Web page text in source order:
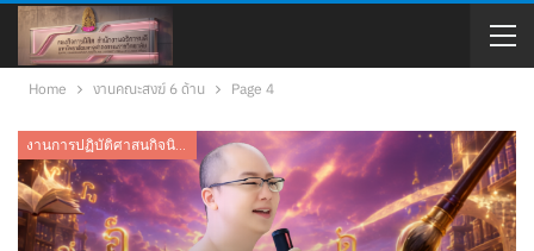
Home งานคณะสงฆ์ 6 ด้าน Page 4
งานการปฏิบัติศาสนกิจนิสิต